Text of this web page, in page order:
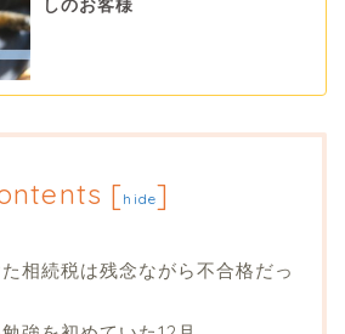
しのお客様
[hide]
相続税は残念ながら不合格だっ